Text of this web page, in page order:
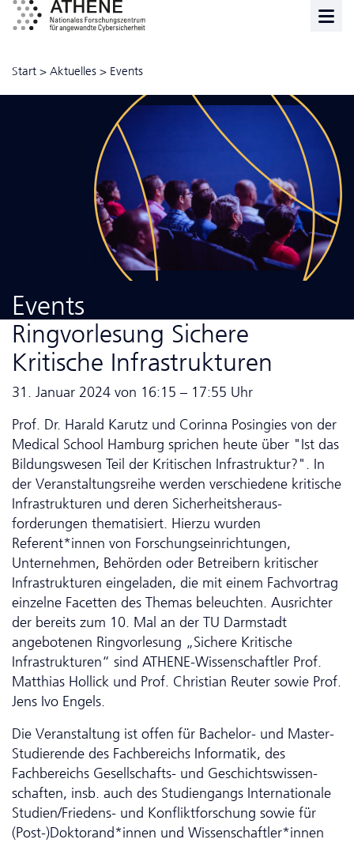
Start > Aktuelles > Events
Events
Ring­vor­le­sung Sichere
Kritische Infrastrukturen
31. Januar 2024 von 16:15 – 17:55 Uhr
Prof. Dr. Harald Karutz und Corinna Posingies von der
Medical School Hamburg sprichen heute über "Ist das
Bildungswesen Teil der Kritischen Infrastruktur?". In
der Veranstaltungsreihe werden verschiedene kritische
Infrastrukturen und deren Sicherheits­heraus­
forderungen thematisiert. Hierzu wurden
Referent*innen von Forschungs­ein­rich­tun­gen,
Unternehmen, Behörden oder Betreibern kritischer
Infrastrukturen eingeladen, die mit einem Fachvortrag
einzelne Facetten des Themas beleuchten. Ausrichter
der bereits zum 10. Mal an der TU Darmstadt
angebotenen Ring­vor­le­sung „Sichere Kritische
Infrastrukturen“ sind ATHENE-Wissenschaftler Prof.
Matthias Hollick und Prof. Christian Reuter sowie Prof.
Jens Ivo Engels.
Die Veranstaltung ist offen für Bachelor- und Master-
Studierende des Fachbereichs Informatik, des
Fachbereichs Gesellschafts- und Ge­schichts­wis­sen­
schaf­ten, insb. auch des Studiengangs Internationale
Studien/Friedens- und Konfliktforschung sowie für
(Post-)Doktorand*innen und Wissenschaftler*innen